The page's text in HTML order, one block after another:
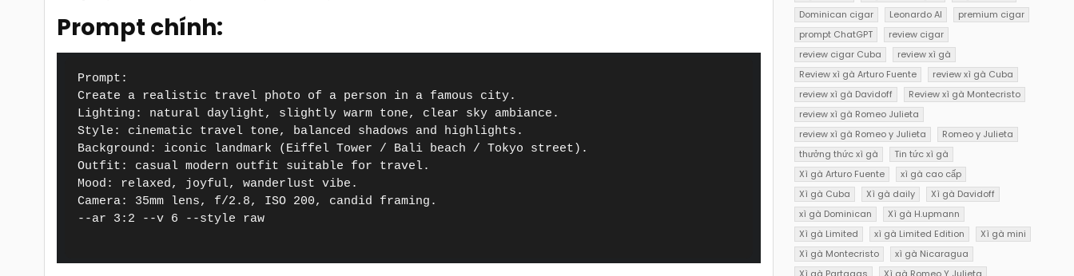
Prompt chính:
Prompt:
Create a realistic travel photo of a person in a famous city.
Lighting: natural daylight, slightly warm tone, clear sky ambiance.
Style: cinematic travel tone, balanced shadows and highlights.
Background: iconic landmark (Eiffel Tower / Bali beach / Tokyo street).
Outfit: casual modern outfit suitable for travel.
Mood: relaxed, joyful, wanderlust vibe.
Camera: 35mm lens, f/2.8, ISO 200, candid framing.
--ar 3:2 --v 6 --style raw
Dominican cigar
Leonardo AI
premium cigar
prompt ChatGPT
review cigar
review cigar Cuba
review xì gà
Review xì gà Arturo Fuente
review xì gà Cuba
review xì gà Davidoff
Review xì gà Montecristo
review xì gà Romeo Julieta
review xì gà Romeo y Julieta
Romeo y Julieta
thưởng thức xì gà
Tin tức xì gà
Xì gà Arturo Fuente
xì gà cao cấp
Xì gà Cuba
Xì gà daily
Xì gà Davidoff
xì gà Dominican
Xì gà H.upmann
Xì gà Limited
xì gà Limited Edition
Xì gà mini
Xì gà Montecristo
xì gà Nicaragua